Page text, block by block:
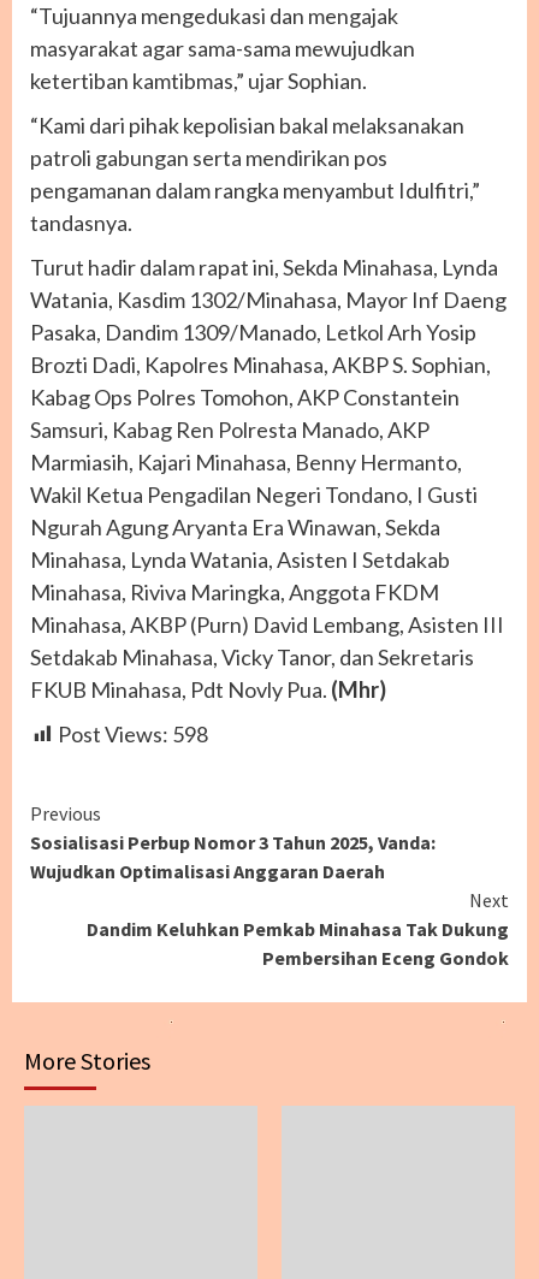
“Tujuannya mengedukasi dan mengajak
masyarakat agar sama-sama mewujudkan
ketertiban kamtibmas,” ujar Sophian.
“Kami dari pihak kepolisian bakal melaksanakan
patroli gabungan serta mendirikan pos
pengamanan dalam rangka menyambut Idulfitri,”
tandasnya.
Turut hadir dalam rapat ini, Sekda Minahasa, Lynda
Watania, Kasdim 1302/Minahasa, Mayor Inf Daeng
Pasaka, Dandim 1309/Manado, Letkol Arh Yosip
Brozti Dadi, Kapolres Minahasa, AKBP S. Sophian,
Kabag Ops Polres Tomohon, AKP Constantein
Samsuri, Kabag Ren Polresta Manado, AKP
Marmiasih, Kajari Minahasa, Benny Hermanto,
Wakil Ketua Pengadilan Negeri Tondano, I Gusti
Ngurah Agung Aryanta Era Winawan, Sekda
Minahasa, Lynda Watania, Asisten I Setdakab
Minahasa, Riviva Maringka, Anggota FKDM
Minahasa, AKBP (Purn) David Lembang, Asisten III
Setdakab Minahasa, Vicky Tanor, dan Sekretaris
FKUB Minahasa, Pdt Novly Pua. (Mhr)
Post Views: 598
Continue
Reading
Previous
Sosialisasi Perbup Nomor 3 Tahun 2025, Vanda:
Wujudkan Optimalisasi Anggaran Daerah
Next
Dandim Keluhkan Pemkab Minahasa Tak Dukung
Pembersihan Eceng Gondok
More Stories